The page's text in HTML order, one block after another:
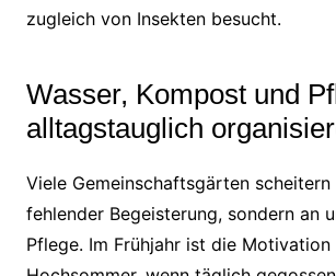
zugleich von Insekten besucht.
Wasser, Kompost und
alltagstauglich
Viele Gemeinschaftsgärten
fehlender Begeisterung, sondern an
Pflege. Im Frühjahr ist die